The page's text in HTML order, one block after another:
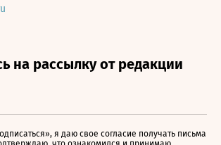
я даю свое согласие получать письма